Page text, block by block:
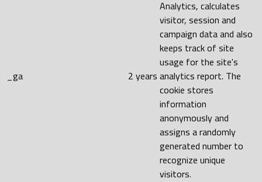
_ga 2 years
Analytics, calculates
visitor, session and
campaign data and also
keeps track of site
usage for the site's
analytics report. The
cookie stores
information
anonymously and
assigns a randomly
generated number to
recognize unique
visitors.